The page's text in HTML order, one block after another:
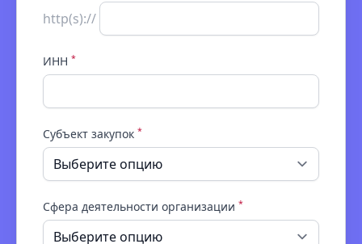
http(s)://
ИНН *
Субъект закупок *
Сфера деятельности организации *